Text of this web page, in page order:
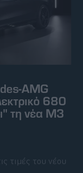
AMG
680
τη νέα M3